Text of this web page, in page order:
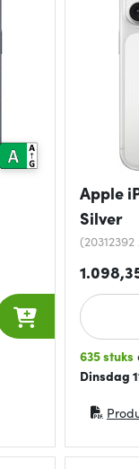
Apple
Silver
635 stuks
Dinsdag
(opent